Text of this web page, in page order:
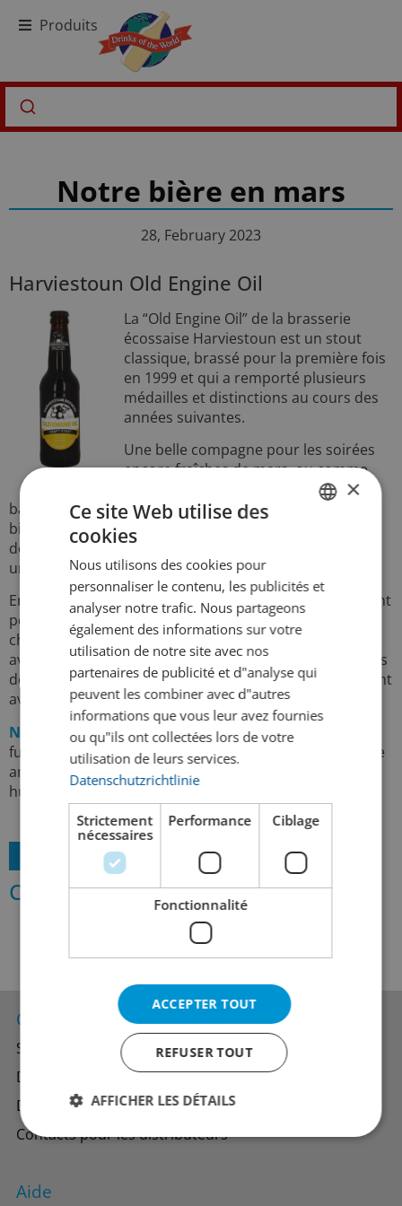
Produits
Notre bière en mars
28, February 2023
Harviestoun Old Engine Oil
La “Old Engine Oil” de la brasserie
écossaise Harviestoun est un stout
classique, brassé pour la première fois
en 1999 et qui a remporté plusieurs
médailles et distinctions au cours des
années suivantes.
Une belle compagne pour les soirées
encore fraîches de mars, ou comme
foodpairing avec de la viande de
barbecue bien marinée, du vieux cheddar ou du gouda
bien mûr. Il convient également comme variante de
dessert avec un gâteau au chocolat, des brownies ou
une mousse au chocolat.
En apéritif, l’Old Engine Oil fonctionne comme ingrédient
pour le Black Velvet Drink. Remplir une flûte à
champagne à moitié avec ce stout et remplir à moitié
avec du champagne ou un Franciacorta sec. Les arômes
de torréfaction de la bière se marient harmonieusement
avec le champagne sec et donnent un apéritif raffiné.
Notes de dégustation :noir, quelques arômes de
fumée, pain grillé, notes de chocolat, noix, sec, élégante
amertume de torréfaction, sensation veloutée et
huileuse en bouche.
Voir dans le webshop >
Cheers!
Contacts
Succursales
Direction générale
Département du personnel
Contacts pour les distributeurs
Aide
×
Ce site Web utilise des
cookies
Nous utilisons des cookies pour
personnaliser le contenu, les publicités et
analyser notre trafic. Nous partageons
également des informations sur votre
utilisation de notre site avec nos
partenaires de publicité et d"analyse qui
peuvent les combiner avec d"autres
informations que vous leur avez fournies
ou qu"ils ont collectées lors de votre
utilisation de leurs services.
Datenschutzrichtlinie
Strictement
nécessaires
Performance Ciblage
Fonctionnalité
ACCEPTER TOUT
REFUSER TOUT
AFFICHER LES DÉTAILS